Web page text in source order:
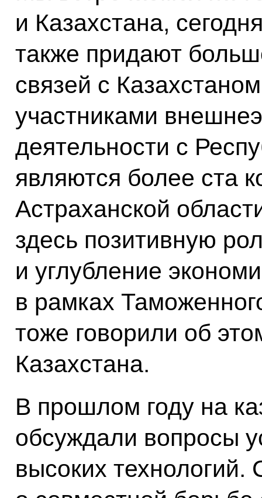
и Казахстана,
также придают
связей с
участниками
деятельности с
являются более ста
Астраханской
здесь позитивную
и углубление
в рамках
тоже говорили об
Казахстана.
В прошлом году на
обсуждали вопросы
высоких технологий.